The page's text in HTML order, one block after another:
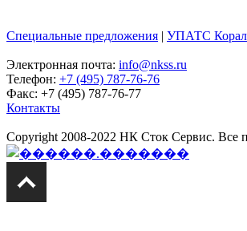
Специальные предложения | УПАТС
Электронная почта: info@nkss.ru
Телефон: +7 (495) 787-76-76
Факс: +7 (495) 787-76-77
Контакты
Copyright 2008-2022 НК Сток Сервис. Все